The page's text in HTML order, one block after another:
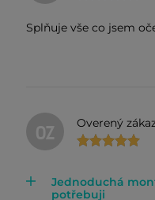
Splňuje vše co jsem
OZ Overený
Jednoduchá
potřebuji